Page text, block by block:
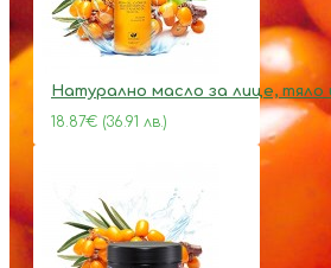
Натурално масло за лице, тяло
18.87€ (36.91 лв.)